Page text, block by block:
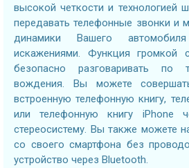
высокой четкости и технологией
передавать телефонные звонки и
динамики Вашего
искажениями. Функция громкой
безопасно разговаривать по
вождения. Вы можете
встроенную телефонную книгу,
или телефонную книгу iPhone
стереосистему. Вы также можете
со своего смартфона без
устройство через Bluetooth.